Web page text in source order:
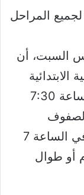
المراحل
السبت، أن
والخاصة سيبدأ البث المباشر من الساعة 7:30
لصفوف
المدارس الإعدادية والثانوية سيبدأ في الساعة 7
أو طوال